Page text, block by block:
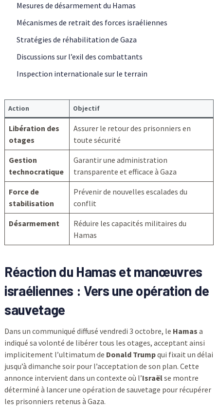
Mesures de désarmement du Hamas
Mécanismes de retrait des forces israéliennes
Stratégies de réhabilitation de Gaza
Discussions sur l’exil des combattants
Inspection internationale sur le terrain
Action Objectif
Libération des
otages
Assurer le retour des prisonniers en
toute sécurité
Gestion
technocratique
Garantir une administration
transparente et efficace à Gaza
Force de
stabilisation
Prévenir de nouvelles escalades du
conflit
Désarmement
Réduire les capacités militaires du
Hamas
Réaction du Hamas et manœuvres
israéliennes : Vers une opération de
sauvetage
Dans un communiqué diffusé vendredi 3 octobre, le Hamas a
indiqué sa volonté de libérer tous les otages, acceptant ainsi
implicitement l’ultimatum de Donald Trumpqui fixait un délai
jusqu’à dimanche soir pour l’acceptation de son plan. Cette
annonce intervient dans un contexte où l’Israëlse montre
déterminé à lancer une opération de sauvetage pour récupérer
les prisonniers retenus à Gaza.